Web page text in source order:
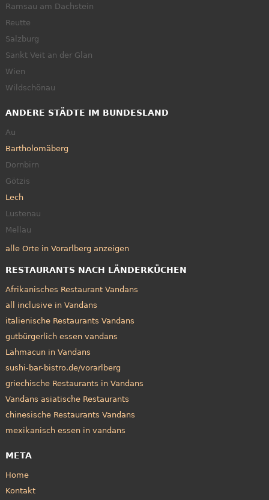
Ramsau am Dachstein
Reutte
Salzburg
Sankt Veit an der Glan
Wien
Wildschönau
ANDERE STÄDTE IM BUNDESLAND
Au
Bartholomäberg
Dornbirn
Götzis
Lech
Lustenau
Mellau
alle Orte in Vorarlberg anzeigen
RESTAURANTS NACH LÄNDERKÜCHEN
Afrikanisches Restaurant Vandans
all inclusive in Vandans
italienische Restaurants Vandans
gutbürgerlich essen vandans
Lahmacun in Vandans
sushi-bar-bistro.de/vorarlberg
griechische Restaurants in Vandans
Vandans asiatische Restaurants
chinesische Restaurants Vandans
mexikanisch essen in vandans
META
Home
Kontakt